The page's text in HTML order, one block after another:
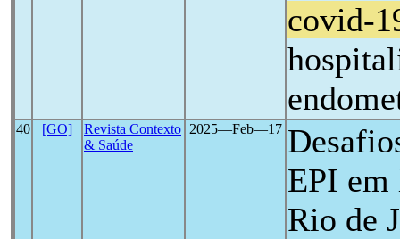
covid-
40 [GO]
Revista Contexto
& Saúde
2025―Feb―17
EPI em
Rio de